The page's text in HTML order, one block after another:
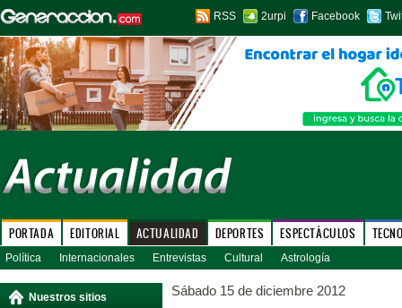
RSS 2urpi Facebook
PORTADA EDITORIAL ACTUALIDAD DEPORTES ESPECTÁCULOS
Política Internacionales Entrevistas Cultural Astrología
Nuestros sitios Sábado 15 de diciembre 2012